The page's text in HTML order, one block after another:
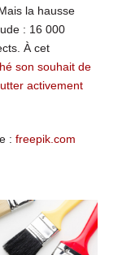
la hausse
: 16 000
À cet
son souhait de
activement
: freepik.com